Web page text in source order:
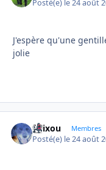
Posté(e) le 24 août
J'espère qu'une
jolie
felixou Membres
Posté(e) le 24 août